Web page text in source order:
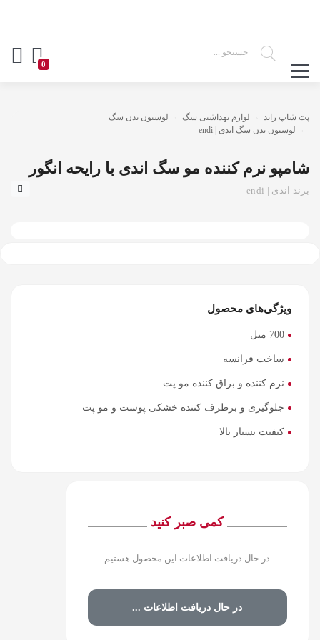
0
پت شاپ راید لوازم بهداشتی سگ
لوسیون بدن سگ
لوسیون بدن سگ اندی | endi
شامپو نرم کننده مو سگ اندی با رایحه انگور
برند اندی | endi
ویژگی‌های محصول
700 میل
ساخت فرانسه
نرم کننده و براق کننده مو پت
جلوگیری و برطرف کننده خشکی پوست و مو پت
کیفیت بسیار بالا
کمی صبر کنید
در حال دریافت اطلاعات این محصول هستیم
در حال دریافت اطلاعات ...